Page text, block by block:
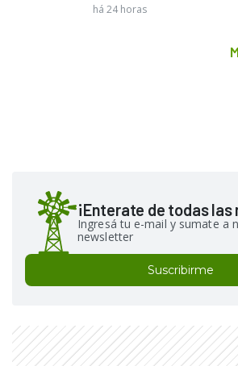
há 24 horas
¡Enterate de todas las
Ingresá tu e-mail y sumate a
newsletter
Suscribirme